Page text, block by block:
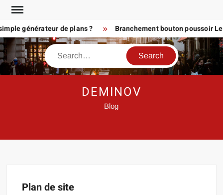
Skip
contentgénérateur de plans ? Branchement bouton poussoir
Search
DEMINOV
Blog
Plan de site